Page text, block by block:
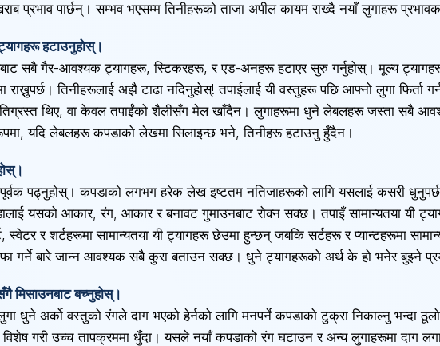
प्रभाव पार्छन्। सम्भव भएसम्म तिनीहरूको ताजा अपील कायम राख्दै नयाँ लुगाहरू
हटाउनुहोस्।
सबै गैर-आवश्यक ट्यागहरू, स्टिकरहरू, र एड-अनहरू हटाएर सुरु गर्नुहोस्। मूल्य
तिनीहरूलाई अझै टाढा नदिनुहोस्! तपाईलाई यी वस्तुहरू पछि आफ्नो लुगा फिर्ता
थिए, वा केवल तपाईंको शैलीसँग मेल खाँदैन। लुगाहरूमा धुने लेबलहरू जस्ता सबै
यदि लेबलहरू कपडाको लेखमा सिलाइन्छ भने, तिनीहरू हटाउनु हुँदैन।
पढ्नुहोस्। कपडाको लगभग हरेक लेख इष्टतम नतिजाहरूको लागि यसलाई कसरी
यसको आकार, रंग, आकार र बनावट गुमाउनबाट रोक्न सक्छ। तपाइँ सामान्यतया यी
स्वेटर र शर्टहरूमा सामान्यतया यी ट्यागहरू छेउमा हुन्छन् जबकि सर्टहरू र प्यान्टहरूमा
गर्ने बारे जान्न आवश्यक सबै कुरा बताउन सक्छ। धुने ट्यागहरूको अर्थ के हो भनेर बुझ्ने
मिसाउनबाट बच्नुहोस्।
धुने अर्को वस्तुको रंगले दाग भएको हेर्नको लागि मनपर्ने कपडाको टुक्रा निकाल्नु भन्दा
विशेष गरी उच्च तापक्रममा धुँदा। यसले नयाँ कपडाको रंग घटाउन र अन्य लुगाहरूमा दाग